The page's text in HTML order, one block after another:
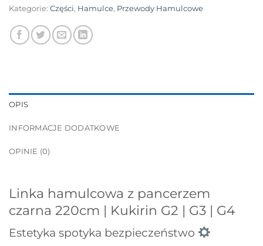
Kategorie: Części, Hamulce, Przewody Hamulcowe
OPIS
INFORMACJE DODATKOWE
OPINIE (0)
Linka hamulcowa z pancerzem
czarna 220cm | Kukirin G2 | G3 | G4
Estetyka spotyka bezpieczeństwo